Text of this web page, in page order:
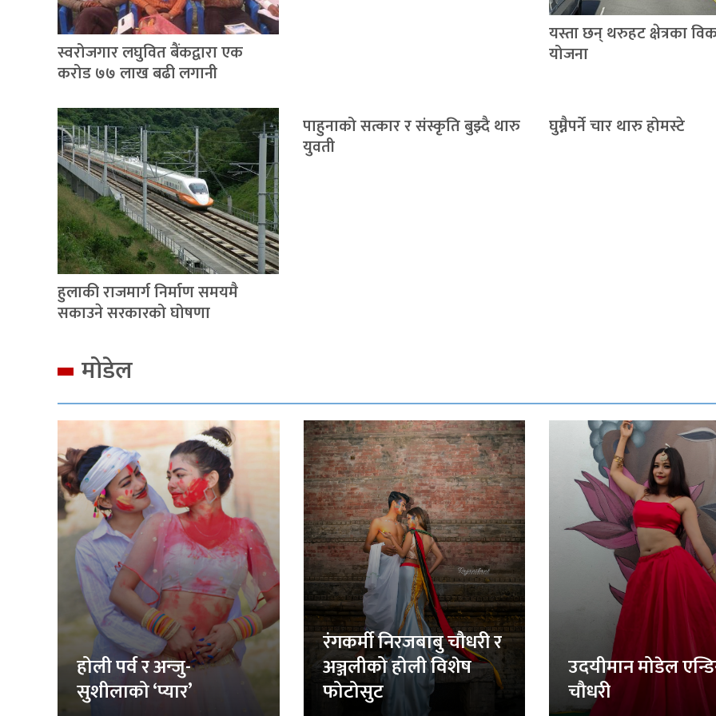
स्वरोजगार लघुवित बैंकद्वारा एक
करोड ७७ लाख बढी लगानी
यस्ता छन् थरुहट क्षेत्रका
योजना
हुलाकी राजमार्ग निर्माण समयमै
सकाउने सरकारको घोषणा
पाहुनाको सत्कार र संस्कृति बुझ्दै थारु
युवती
घुम्नैपर्ने चार थारु होमस्टे
मोडेल
होली पर्व र अन्जु-
सुशीलाको ‘प्यार’
रंगकर्मी निरजबाबु चौधरी र
अञ्जलीको होली विशेष
फोटोसुट
उदयीमान मोडेल
चौधरी